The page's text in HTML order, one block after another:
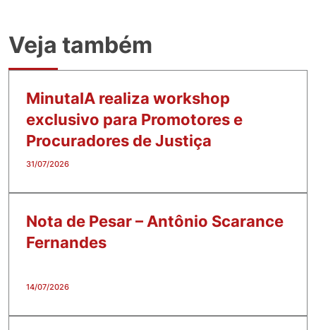
Veja também
MinutaIA realiza workshop
exclusivo para Promotores e
Procuradores de Justiça
31/07/2026
Nota de Pesar – Antônio Scarance
Fernandes
14/07/2026